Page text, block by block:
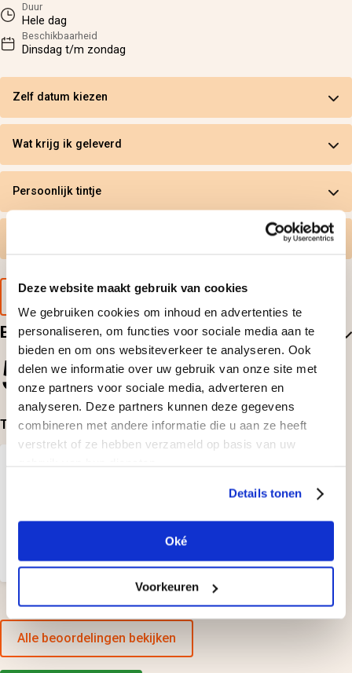
Deze website maakt gebruik van cookies
We gebruiken cookies om inhoud en advertenties te
personaliseren, om functies voor sociale media aan te
bieden en om ons websiteverkeer te analyseren. Ook
delen we informatie over uw gebruik van onze site met
onze partners voor sociale media, adverteren en
analyseren. Deze partners kunnen deze gegevens
combineren met andere informatie die u aan ze heeft
verstrekt of ze hebben verzameld op basis van uw
Details tonen
Oké
Voorkeuren
Duur
Hele dag
Beschikbaarheid
Dinsdag t/m zondag
Zelf datum kiezen
Wat krijg ik geleverd
Persoonlijk tintje
Voorbeeld van de cadeaubon
Beoordelingen
5 1beoordelingen
Top-beoordelingen
heel erg leuk om het Fort zo te
bekijken d.m.v. een rondleiding.
Alle beoordelingen bekijken